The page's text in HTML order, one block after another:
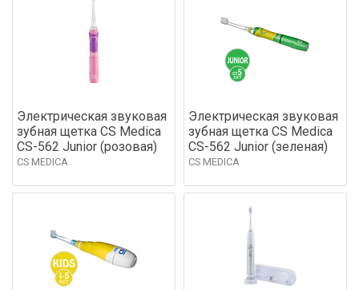
Электрическая звуковая
зубная щетка CS Medica
CS-562 Junior (розовая)
CS MEDICA
Электрическая звуковая
зубная щетка CS Medica
CS-562 Junior (зеленая)
CS MEDICA